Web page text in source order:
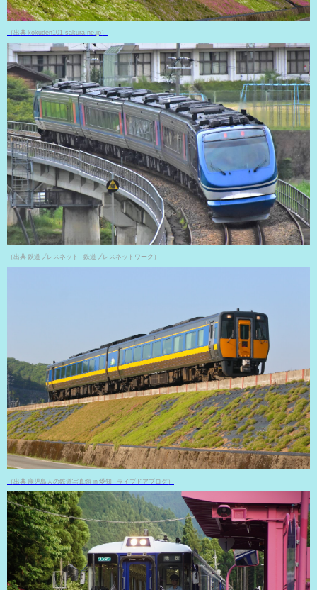
（出典 kokuden101.sakura.ne.jp）
（出典 鉄道プレスネット - 鉄道プレスネットワーク）
（出典 鹿児島人の鉄道写真館 in 愛知 - ライブドアブログ）